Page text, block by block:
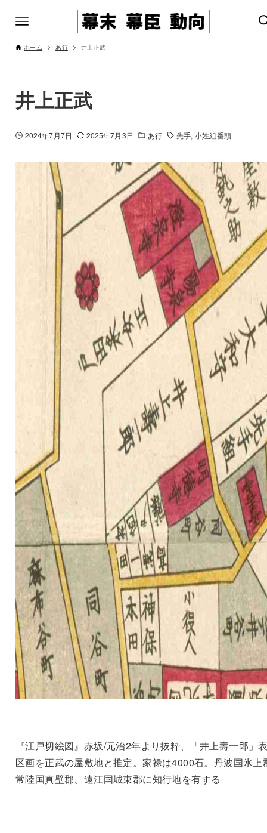
ホーム あ行 井上正武
井上正武
2024年7月7日 2025年7月3日 あ行 先手 小姓組番頭
『江戸切絵図』赤坂/元治2年より抜粋、「井上壽一郎」
区画を正武の屋敷地と推定。家禄は4000石。丹波国氷上
常陸国真壁郡、遠江国城東郡に知行地を有する